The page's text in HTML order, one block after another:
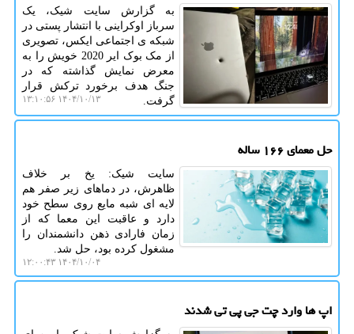
به گزارش سایت شیک، یک
سرباز اوکراینی با انتشار پستی در
شبکه ی اجتماعی ایکس، تصویری
از مک بوک ایر 2020 خویش را به
معرض نمایش گذاشته که در
جنگ هدف برخورد ترکش قرار
گرفت.
۱۴۰۴/۱۰/۱۳ ۱۳:۱۰:۵۶
حل معمای ۱۶۶ ساله
سایت شیک: یخ بر خلاف
ظاهرش، در دماهای زیر صفر هم
لایه ای شبه مایع روی سطح خود
دارد و عاقبت این معما که از
زمان فارادی ذهن دانشمندان را
مشغول کرده بود، حل شد.
۱۴۰۴/۱۰/۰۴ ۱۲:۰۰:۴۳
اپ ها وارد چت جی پی تی شدند